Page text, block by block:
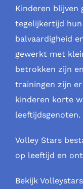
Kinderen blijven
tegelijkertijd
balvaardigheid
gewerkt met
betrokken zijn
trainingen zijn
kinderen korte
leeftijdsgenoten.
Volley Stars
op leeftijd en
Bekijk